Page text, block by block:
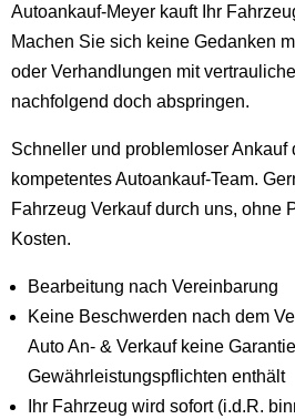
Autoankauf-Meyer kauft Ihr
Machen Sie sich keine Gedanken
oder Verhandlungen mit
nachfolgend doch abspringen.
Schneller und problemloser Ankauf
kompetentes Autoankauf-Team.
Fahrzeug Verkauf durch uns, ohne
Kosten.
Bearbeitung nach Vereinbarung
Keine Beschwerden nach dem
Auto An- & Verkauf keine
Gewährleistungspflichten enthält
Ihr Fahrzeug wird sofort (i.d.R.